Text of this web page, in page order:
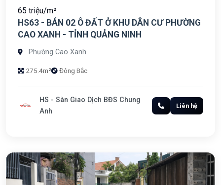
65 triệu/m²
HS63 - BÁN 02 Ô ĐẤT Ở KHU DÂN CƯ PHƯỜNG
CAO XANH - TỈNH QUẢNG NINH
Phường Cao Xanh
275.4m² Đông Bắc
HS - Sàn Giao Dịch BĐS Chung
Anh
Liên hệ